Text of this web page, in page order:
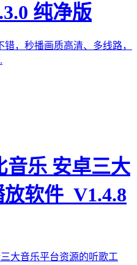
纯净版
，秒播画质高清、多线路，
乐 安卓三大
软件_V1.4.8
大音乐平台资源的听歌工